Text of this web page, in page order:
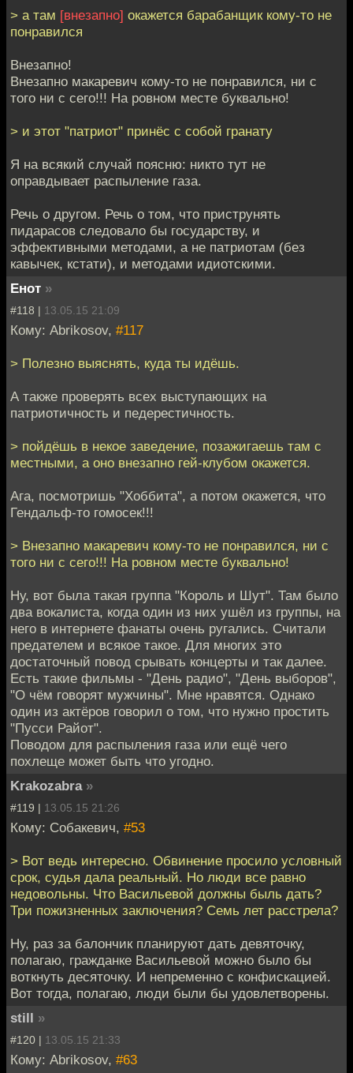
> а там [внезапно] окажется барабанщик кому-то не
понравился
Внезапно!
Внезапно макаревич кому-то не понравился, ни с
того ни с сего!!! На ровном месте буквально!
> и этот "патриот" принёс с собой гранату
Я на всякий случай поясню: никто тут не
оправдывает распыление газа.
Речь о другом. Речь о том, что приструнять
пидарасов следовало бы государству, и
эффективными методами, а не патриотам (без
кавычек, кстати), и методами идиотскими.
Енот »
#118 | 13.05.15 21:09
Кому: Abrikosov, #117
> Полезно выяснять, куда ты идёшь.
А также проверять всех выступающих на
патриотичность и педерестичность.
> пойдёшь в некое заведение, позажигаешь там с
местными, а оно внезапно гей-клубом окажется.
Ага, посмотришь "Хоббита", а потом окажется, что
Гендальф-то гомосек!!!
> Внезапно макаревич кому-то не понравился, ни с
того ни с сего!!! На ровном месте буквально!
Ну, вот была такая группа "Король и Шут". Там было
два вокалиста, когда один из них ушёл из группы, на
него в интернете фанаты очень ругались. Считали
предателем и всякое такое. Для многих это
достаточный повод срывать концерты и так далее.
Есть такие фильмы - "День радио", "День выборов",
"О чём говорят мужчины". Мне нравятся. Однако
один из актёров говорил о том, что нужно простить
"Пусси Райот".
Поводом для распыления газа или ещё чего
похлеще может быть что угодно.
Krakozabra »
#119 | 13.05.15 21:26
Кому: Собакевич, #53
> Вот ведь интересно. Обвинение просило условный
срок, судья дала реальный. Но люди все равно
недовольны. Что Васильевой должны быль дать?
Три пожизненных заключения? Семь лет расстрела?
Ну, раз за балончик планируют дать девяточку,
полагаю, гражданке Васильевой можно было бы
воткнуть десяточку. И непременно с конфискацией.
Вот тогда, полагаю, люди были бы удовлетворены.
still »
#120 | 13.05.15 21:33
Кому: Abrikosov, #63